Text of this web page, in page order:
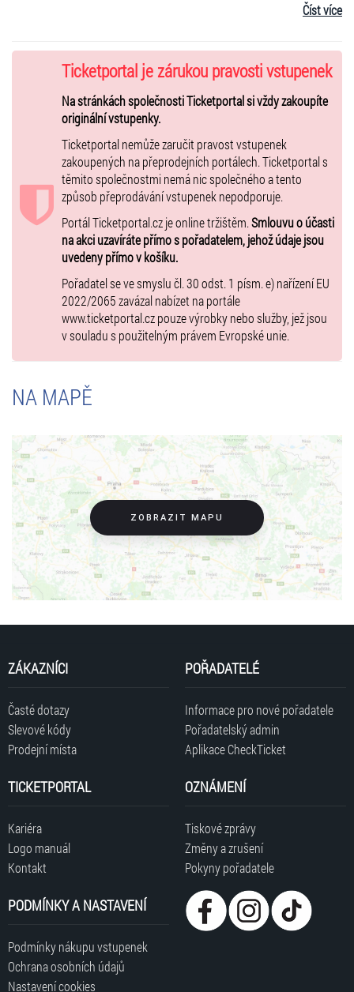
výročním turné chystají ACCEPT koncem tohoto roku vydat ještě
klasiky, vzácné skladby s významnými hostujícími umělci!
Spolu s nimi dorazí také u nás více a více populární švédští metalisté
a nadějní Britové TAILGUNNER
! Další kapely budou
postupně přibývat, ale už tato první trojice je jasnou zárukou toho, že
20. ročník ZIMNÍHO MASTERS OF ROCK festivalu bude opět
velkolepou oslavou metalu!
Máte se na co těšit a svoji účast si „nabeton“ pojistit třeba hned!
Vstupenky jsou v prodeji.
Číst více
Ticketportal je zárukou pravosti vstupenek
Na stránkách společnosti Ticketportal si vždy zakoupíte
originální vstupenky.
Ticketportal nemůže zaručit pravost vstupenek
zakoupených na přeprodejních portálech. Ticketportal s
těmito společnostmi nemá nic společného a tento
způsob přeprodávání vstupenek nepodporuje.
Portál Ticketportal.cz je online tržištěm.Smlouvu o účasti
na akci uzavíráte přímo s pořadatelem, jehož údaje jsou
uvedeny přímo v košíku.
Pořadatel se ve smyslu čl. 30 odst. 1 písm. e) nařízení EU
2022/2065 zavázal nabízet na portále
www.ticketportal.cz pouze výrobky nebo služby, jež jsou
v souladu s použitelným právem Evropské unie.
NA MAPĚ
ZOBRAZIT MAPU
ZÁKAZNÍCI
Časté dotazy
Slevové kódy
Prodejní místa
POŘADATELÉ
Informace pro nové pořadatele
Pořadatelský admin
Aplikace CheckTicket
TICKETPORTAL
Kariéra
Logo manuál
Kontakt
OZNÁMENÍ
Tiskové zprávy
Změny a zrušení
Pokyny pořadatele
PODMÍNKY A NASTAVENÍ
Podmínky nákupu vstupenek
Ochrana osobních údajů
Nastavení cookies